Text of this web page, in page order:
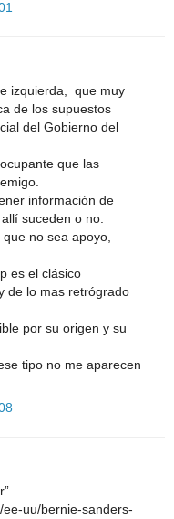
izquierda, que muy
de los supuestos
del Gobierno del
que las
información de
suceden o no.
no sea apoyo,
es el clásico
de lo mas retrógrado
por su origen y su
tipo no me aparecen
uu/bernie-sanders-